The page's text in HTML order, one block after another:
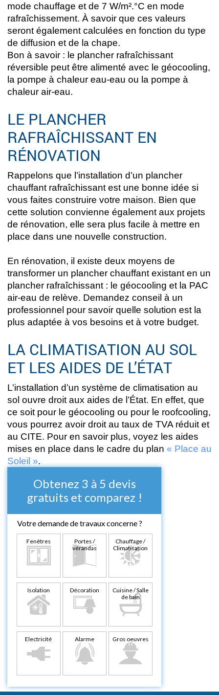
mode chauffage et de 7 W/m².°C en mode
rafraîchissement. À savoir que ces valeurs
seront également calculées en fonction du type
de diffusion et de la chape.
Bon à savoir : le plancher rafraîchissant
réversible peut être alimenté avec le géocooling,
la pompe à chaleur eau-eau ou la pompe à
chaleur air-eau.
LE PLANCHER
RAFRAÎCHISSANT EN
RÉNOVATION
Rappelons que l’installation d’un plancher
chauffant rafraîchissant est une bonne idée si
vous faites construire votre maison. Bien que
cette solution convienne également aux projets
de rénovation, elle sera plus facile à mettre en
place dans une nouvelle construction.
En rénovation, il existe deux moyens de
transformer un plancher chauffant existant en un
plancher rafraîchissant : le géocooling et la PAC
air-eau de relève. Demandez conseil à un
professionnel pour savoir quelle solution est la
plus adaptée à vos besoins et à votre budget.
LA CLIMATISATION AU SOL
ET LES AIDES DE L’ÉTAT
L’installation d’un système de climatisation au
sol ouvre droit aux aides de l’État. En effet, que
ce soit pour le géocooling ou pour le roofcooling,
vous pourrez avoir droit au taux de TVA réduit et
au CITE. Pour en savoir plus, voyez les aides
mises en place dans le cadre du plan « Place au
Soleil ».
Obtenez 3 à 5 devis
gratuits et comparez !
Votre demande de travaux concerne ?
Fenêtres
Portes /
vérandas
Chauffage /
Climatisation
Isolation Décoration
Cuisine / Salle
de bain
Electricité Alarme Gros oeuvres